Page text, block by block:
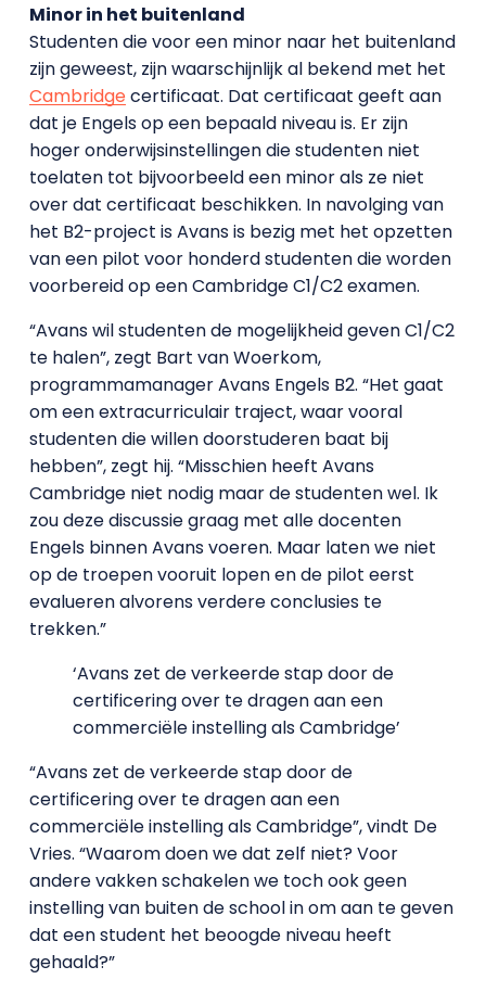
Minor in het buitenland
Studenten die voor een minor naar het buitenland
zijn geweest, zijn waarschijnlijk al bekend met het
Cambridgecertificaat. Dat certificaat geeft aan
dat je Engels op een bepaald niveau is. Er zijn
hoger onderwijsinstellingen die studenten niet
toelaten tot bijvoorbeeld een minor als ze niet
over dat certificaat beschikken. In navolging van
het B2-project is Avans is bezig met het opzetten
van een pilot voor honderd studenten die worden
voorbereid op een Cambridge C1/C2 examen.
“Avans wil studenten de mogelijkheid geven C1/C2
te halen”, zegt Bart van Woerkom,
programmamanager Avans Engels B2. “Het gaat
om een extracurriculair traject, waar vooral
studenten die willen doorstuderen baat bij
hebben”, zegt hij. “Misschien heeft Avans
Cambridge niet nodig maar de studenten wel. Ik
zou deze discussie graag met alle docenten
Engels binnen Avans voeren. Maar laten we niet
op de troepen vooruit lopen en de pilot eerst
evalueren alvorens verdere conclusies te
trekken.”
‘Avans zet de verkeerde stap door de
certificering over te dragen aan een
commerciële instelling als Cambridge’
“Avans zet de verkeerde stap door de
certificering over te dragen aan een
commerciële instelling als Cambridge”, vindt De
Vries. “Waarom doen we dat zelf niet? Voor
andere vakken schakelen we toch ook geen
instelling van buiten de school in om aan te geven
dat een student het beoogde niveau heeft
gehaald?”